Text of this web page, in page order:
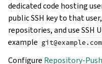
dedicated code hosting
public SSH key to that
repositories, and use SSH
example
Configure Repository-